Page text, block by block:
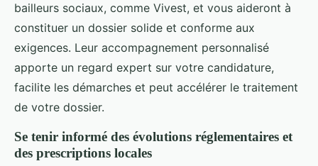
bailleurs sociaux, comme Vivest, et vous aideront à
constituer un dossier solide et conforme aux
exigences. Leur accompagnement personnalisé
apporte un regard expert sur votre candidature,
facilite les démarches et peut accélérer le traitement
de votre dossier.
Se tenir informé des évolutions réglementaires et
des prescriptions locales